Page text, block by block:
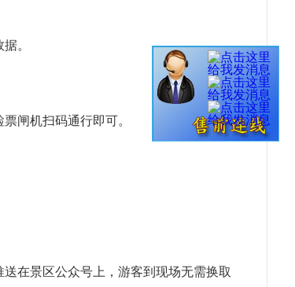
。
闸机扫码通行即可。
在景区公众号上，游客到现场无需换取